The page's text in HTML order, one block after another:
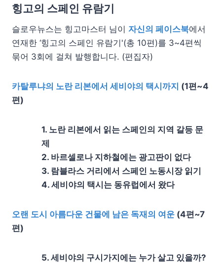
힝고의 스페인 유람기
슬로우뉴스는 힝고마스터 님이 자신의 페이스북에서
연재한 ‘힝고의 스페인 유람기'(총 10편)를 3~4편씩
묶어 3회에 걸쳐 발행합니다. (편집자)
카탈루냐의 노란 리본에서 세비야의 택시까지 (1편~4
편)
1. 노란 리본에서 읽는 스페인의 지역 갈등 문
제
2. 바르셀로나 지하철에는 광고판이 없다
3. 람블라스 거리에서 스페인 노동시장 읽기
4. 세비야의 택시는 동유럽에서 왔다
오랜 도시 아름다운 건물에 남은 독재의 여운 (4편~7
편)
5. 세비야의 구시가지에는 누가 살고 있을까?